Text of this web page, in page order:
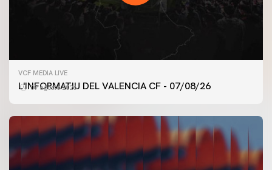
VCF MEDIA LIVE
L'INFORMATIU DEL VALENCIA CF - 07/08/26
07 agosto 2026